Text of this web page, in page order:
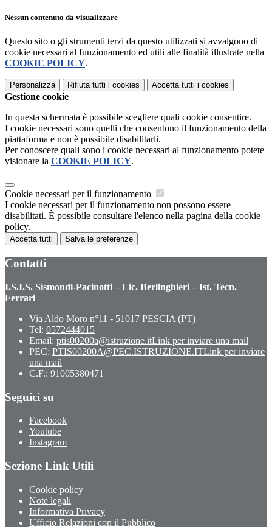
Nessun contenuto da visualizzare
Questo sito o gli strumenti terzi da questo utilizzati si avvalgono di
cookie necessari al funzionamento ed utili alle finalità illustrate nella
COOKIE POLICY.
Personalizza Rifiuta tutti i cookies Accetta tutti i cookies
Gestione cookie
In questa schermata è possibile scegliere quali cookie consentire.
I cookie necessari sono quelli che consentono il funzionamento della
piattaforma e non è possibile disabilitarli.
Per conoscere quali sono i cookie necessari al funzionamento potete
visionare la COOKIE POLICY.
Cookie necessari per il funzionamento
I cookie necessari per il funzionamento non possono essere
disabilitati. È possibile consultare l'elenco nella pagina della cookie
policy.
Accetta tutti Salva le preferenze
Contatti
I.S.I.S. Sismondi-Pacinotti – Lic. Berlinghieri – Ist. Tecn.
Ferrari
Via Aldo Moro n°11 - 51017 PESCIA (PT)
Tel: 0572444015
Email: ptis00200a@istruzione.itLink per inviare una mail
PEC: PTIS00200A@PEC.ISTRUZIONE.ITLink per inviare
una mail
C.F.: 91005380471
Seguici su
Facebook
Youtube
Instagram
Sezione Link Utili
Cookie policy
Note legali
Informativa Privacy
Ufficio Relazioni con il Pubblico